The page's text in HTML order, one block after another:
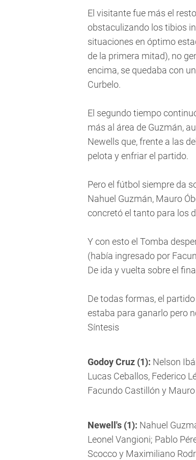
El visitante fue más el
obstaculizando los tibios
situaciones en óptimo
de la primera mitad), no
encima, se quedaba con
Curbelo.
El segundo tiempo
más al área de Guzmán,
Newells que, frente a las
pelota y enfriar el partido.
Pero el fútbol siempre da
Nahuel Guzmán, Mauro
concretó el tanto para los
Y con esto el Tomba
(había ingresado por
De ida y vuelta sobre el
De todas formas, el
estaba para ganarlo pero
Síntesis
Godoy Cruz (1): Nelson
Lucas Ceballos, Federico
Facundo Castillón y
Newell's (1): Nahuel
Leonel Vangioni; Pablo
Scocco y Maximiliano